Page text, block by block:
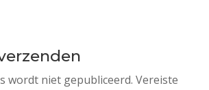
wordt niet gepubliceerd. Vereiste